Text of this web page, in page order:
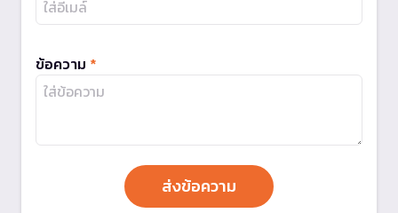
ข้อความ *